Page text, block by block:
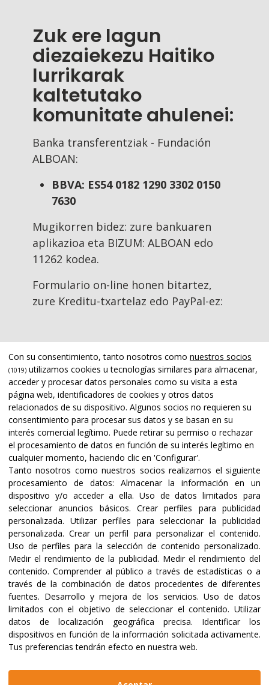
Zuk ere lagun
diezaiekezu Haitiko
lurrikarak
kaltetutako
komunitate ahulenei:
Banka transferentziak - Fundación
ALBOAN:
BBVA: ES54 0182 1290 3302 0150
7630
Mugikorren bidez: zure bankuaren
aplikazioa eta BIZUM: ALBOAN edo
11262 kodea.
Formulario on-line honen bitartez,
zure Kreditu-txartelaz edo PayPal-ez:
Seleccione la cantidad*
10€ 20€
50€ Otra cantidad
Con su consentimiento, tanto nosotros como nuestros socios
(1019) utilizamos cookies u tecnologías similares para almacenar,
acceder y procesar datos personales como su visita a esta
página web, identificadores de cookies y otros datos
relacionados de su dispositivo. Algunos socios no requieren su
consentimiento para procesar sus datos y se basan en su
interés comercial legítimo. Puede retirar su permiso o rechazar
el procesamiento de datos en función de su interés legítimo en
cualquier momento, haciendo clic en 'Configurar'.
Tanto nosotros como nuestros socios realizamos el siguiente
procesamiento de datos: Almacenar la información en un
dispositivo y/o acceder a ella. Uso de datos limitados para
seleccionar anuncios básicos.Crear perfiles para publicidad
personalizada. Utilizar perfiles para seleccionar la publicidad
personalizada.Crear un perfil para personalizar el contenido.
Uso de perfiles para la selección de contenido personalizado.
Medir el rendimiento de la publicidad. Medir el rendimiento del
contenido.Comprender al público a través de estadísticas o a
través de la combinación de datos procedentes de diferentes
fuentes. Desarrollo y mejora de los servicios. Uso de datos
limitados con el objetivo de seleccionar el contenido. Utilizar
datos de localización geográfica precisa. Identificar los
dispositivos en función de la información solicitada activamente.
Tus preferencias tendrán efecto en nuestra web.